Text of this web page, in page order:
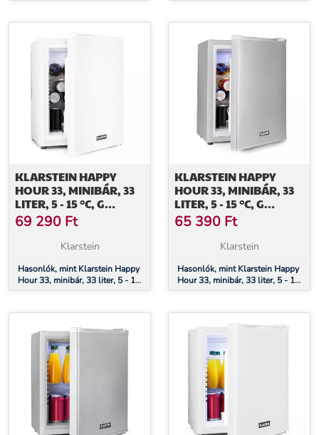
világítás, ezüst
KLARSTEIN HAPPY
HOUR 33, MINIBÁR, 33
LITER, 5 - 15 °C, G
ENERGIAHATÉKONYSÁGI
OSZTÁLY, CSENDES, 25
DB, LED VILÁGÍTÁS,
69 290 Ft
Klarstein
Hasonlók, mint Klarstein Happy
Hour 33, minibár, 33 liter, 5 - 15
°C, G energiahatékonysági
világítás, fehér
KLARSTEIN HAPPY
HOUR 33, MINIBÁR, 33
LITER, 5 - 15 °C, G
ENERGIAHATÉKONYSÁGI
OSZTÁLY, CSENDES, 25
DB, LED VILÁGÍTÁS,
65 390 Ft
Klarstein
Hasonlók, mint Klarstein Happy
Hour 33, minibár, 33 liter, 5 - 15
°C, G energiahatékonysági
világítás, ezüst